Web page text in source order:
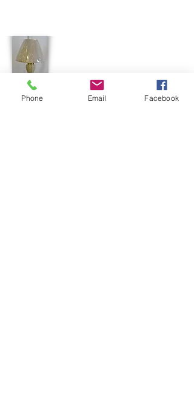
Phone Email Facebook